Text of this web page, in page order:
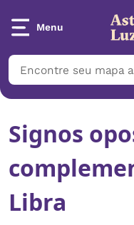
Menu
Signos
Libra